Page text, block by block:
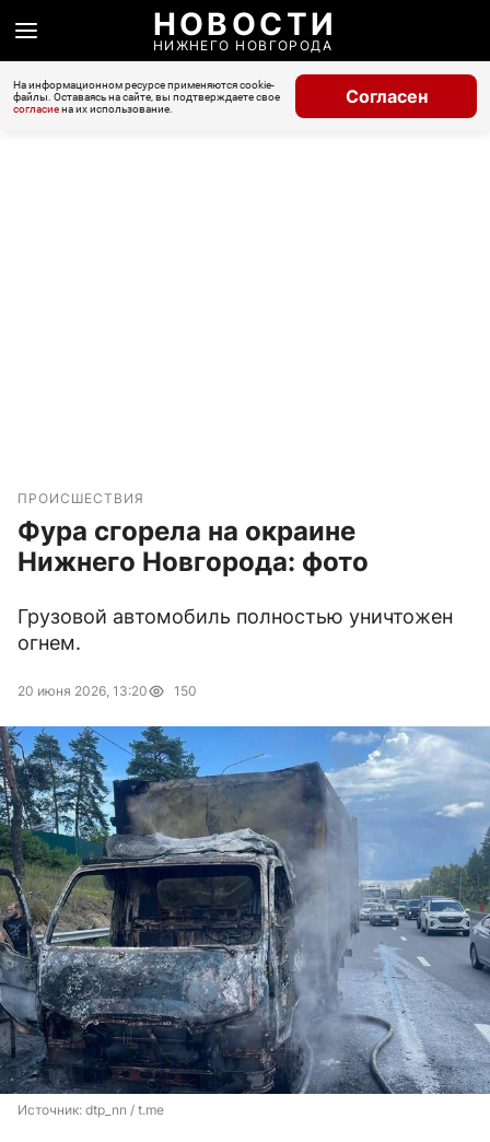
НОВОСТИ
НИЖНЕГО НОВГОРОДА
На информационном ресурсе применяются cookie-
файлы. Оставаясь на сайте, вы подтверждаете свое
согласиена их использование.
Согласен
ПРОИСШЕСТВИЯ
Фура сгорела на окраине
Нижнего Новгорода: фото
Грузовой автомобиль полностью уничтожен
огнем.
20 июня 2026, 13:20 150
Источник: dtp_nn / t.me